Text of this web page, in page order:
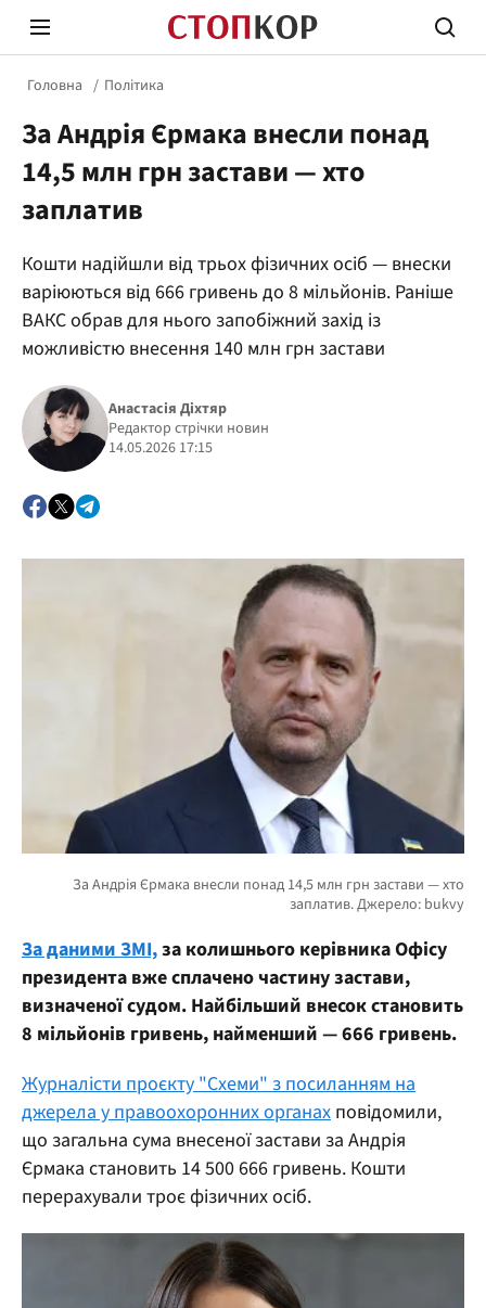
Політика
Головна Політика
За Андрія Єрмака внесли понад
14,5 млн грн застави — хто
заплатив
Кошти надійшли від трьох фізичних осіб — внески
варіюються від 666 гривень до 8 мільйонів. Раніше
ВАКС обрав для нього запобіжний захід із
можливістю внесення 140 млн грн застави
Анастасія Діхтяр
Редактор стрічки новин
14.05.2026 17:15
За даними ЗМІ,за колишнього керівника Офісу
президента вже сплачено частину застави,
визначеної судом. Найбільший внесок становить
8 мільйонів гривень, найменший — 666 гривень.
Журналісти проєкту "Схеми" з посиланням на
джерела у правоохоронних органах повідомили,
що загальна сума внесеної застави за Андрія
Єрмака становить 14 500 666 гривень. Кошти
перерахували троє фізичних осіб.